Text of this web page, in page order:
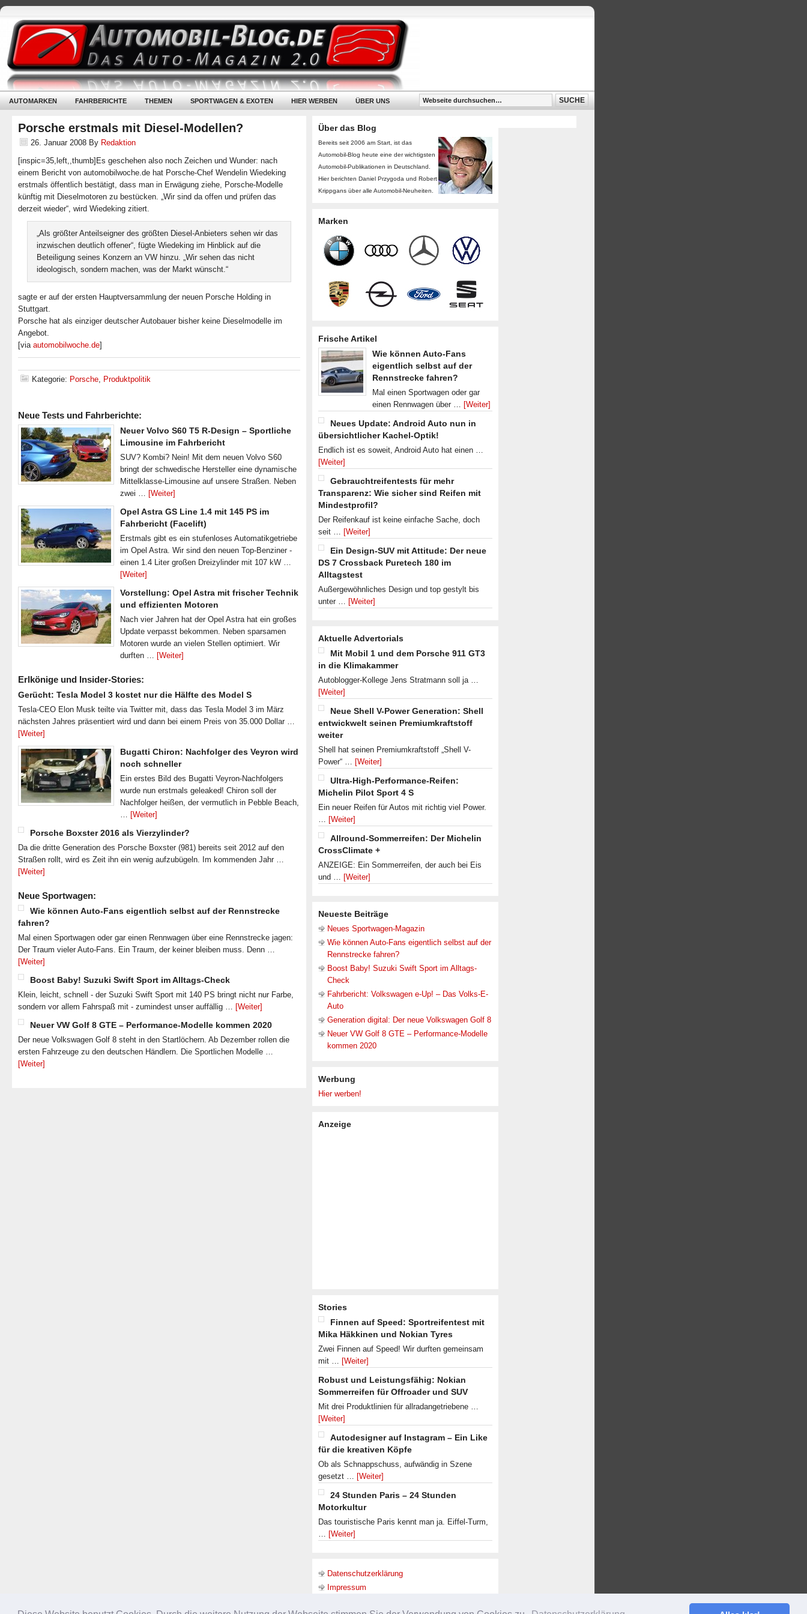
AUTOMARKEN FAHRBERICHTE THEMEN SPORTWAGEN & EXOTEN HIER WERBEN ÜBER UNS
Porsche erstmals mit Diesel-Modellen?
26. Januar 2008 By Redaktion
[inspic=35,left,,thumb]Es geschehen also noch Zeichen und Wunder: nach
einem Bericht von automobilwoche.de hat Porsche-Chef Wendelin Wiedeking
erstmals öffentlich bestätigt, dass man in Erwägung ziehe, Porsche-Modelle
künftig mit Dieselmotoren zu bestücken. „Wir sind da offen und prüfen das
derzeit wieder“, wird Wiedeking zitiert.
„Als größter Anteilseigner des größten Diesel-Anbieters sehen wir das
inzwischen deutlich offener“, fügte Wiedeking im Hinblick auf die
Beteiligung seines Konzern an VW hinzu. „Wir sehen das nicht
ideologisch, sondern machen, was der Markt wünscht.“
sagte er auf der ersten Hauptversammlung der neuen Porsche Holding in
Stuttgart.
Porsche hat als einziger deutscher Autobauer bisher keine Dieselmodelle im
Angebot.
[via automobilwoche.de]
Kategorie: Porsche, Produktpolitik
Neue Tests und Fahrberichte:
Neuer Volvo S60 T5 R-Design – Sportliche
Limousine im Fahrbericht
SUV? Kombi? Nein! Mit dem neuen Volvo S60
bringt der schwedische Hersteller eine dynamische
Mittelklasse-Limousine auf unsere Straßen. Neben
zwei … [Weiter]
Opel Astra GS Line 1.4 mit 145 PS im
Fahrbericht (Facelift)
Erstmals gibt es ein stufenloses Automatikgetriebe
im Opel Astra. Wir sind den neuen Top-Benziner -
einen 1.4 Liter großen Dreizylinder mit 107 kW …
[Weiter]
Vorstellung: Opel Astra mit frischer Technik
und effizienten Motoren
Nach vier Jahren hat der Opel Astra hat ein großes
Update verpasst bekommen. Neben sparsamen
Motoren wurde an vielen Stellen optimiert. Wir
durften … [Weiter]
Erlkönige und Insider-Stories:
Gerücht: Tesla Model 3 kostet nur die Hälfte des Model S
Tesla-CEO Elon Musk teilte via Twitter mit, dass das Tesla Model 3 im März
nächsten Jahres präsentiert wird und dann bei einem Preis von 35.000 Dollar …
[Weiter]
Bugatti Chiron: Nachfolger des Veyron wird
noch schneller
Ein erstes Bild des Bugatti Veyron-Nachfolgers
wurde nun erstmals geleaked! Chiron soll der
Nachfolger heißen, der vermutlich in Pebble Beach,
… [Weiter]
Porsche Boxster 2016 als Vierzylinder?
Da die dritte Generation des Porsche Boxster (981) bereits seit 2012 auf den
Straßen rollt, wird es Zeit ihn ein wenig aufzubügeln. Im kommenden Jahr …
[Weiter]
Neue Sportwagen:
Wie können Auto-Fans eigentlich selbst auf der Rennstrecke
fahren?
Mal einen Sportwagen oder gar einen Rennwagen über eine Rennstrecke jagen:
Der Traum vieler Auto-Fans. Ein Traum, der keiner bleiben muss. Denn …
[Weiter]
Boost Baby! Suzuki Swift Sport im Alltags-Check
Klein, leicht, schnell - der Suzuki Swift Sport mit 140 PS bringt nicht nur Farbe,
sondern vor allem Fahrspaß mit - zumindest unser auffällig … [Weiter]
Neuer VW Golf 8 GTE – Performance-Modelle kommen 2020
Der neue Volkswagen Golf 8 steht in den Startlöchern. Ab Dezember rollen die
ersten Fahrzeuge zu den deutschen Händlern. Die Sportlichen Modelle …
[Weiter]
Über das Blog
Bereits seit 2006 am Start, ist das
Automobil-Blog heute eine der wichtigsten
Automobil-Publikationen in Deutschland.
Hier berichten Daniel Przygoda und Robert
Krippgans über alle Automobil-Neuheiten.
Marken
Frische Artikel
Wie können Auto-Fans
eigentlich selbst auf der
Rennstrecke fahren?
Mal einen Sportwagen oder gar
einen Rennwagen über … [Weiter]
Neues Update: Android Auto nun in
übersichtlicher Kachel-Optik!
Endlich ist es soweit, Android Auto hat einen …
[Weiter]
Gebrauchtreifentests für mehr
Transparenz: Wie sicher sind Reifen mit
Mindestprofil?
Der Reifenkauf ist keine einfache Sache, doch
seit … [Weiter]
Ein Design-SUV mit Attitude: Der neue
DS 7 Crossback Puretech 180 im
Alltagstest
Außergewöhnliches Design und top gestylt bis
unter … [Weiter]
Aktuelle Advertorials
Mit Mobil 1 und dem Porsche 911 GT3
in die Klimakammer
Autoblogger-Kollege Jens Stratmann soll ja …
[Weiter]
Neue Shell V-Power Generation: Shell
entwickwelt seinen Premiumkraftstoff
weiter
Shell hat seinen Premiumkraftstoff „Shell V-
Power“ … [Weiter]
Ultra-High-Performance-Reifen:
Michelin Pilot Sport 4 S
Ein neuer Reifen für Autos mit richtig viel Power.
… [Weiter]
Allround-Sommerreifen: Der Michelin
CrossClimate +
ANZEIGE: Ein Sommerreifen, der auch bei Eis
und … [Weiter]
Neueste Beiträge
Neues Sportwagen-Magazin
Wie können Auto-Fans eigentlich selbst auf der
Rennstrecke fahren?
Boost Baby! Suzuki Swift Sport im Alltags-
Check
Fahrbericht: Volkswagen e-Up! – Das Volks-E-
Auto
Generation digital: Der neue Volkswagen Golf 8
Neuer VW Golf 8 GTE – Performance-Modelle
kommen 2020
Werbung
Hier werben!
Anzeige
Stories
Finnen auf Speed: Sportreifentest mit
Mika Häkkinen und Nokian Tyres
Zwei Finnen auf Speed! Wir durften gemeinsam
mit … [Weiter]
Robust und Leistungsfähig: Nokian
Sommerreifen für Offroader und SUV
Mit drei Produktlinien für allradangetriebene …
[Weiter]
Autodesigner auf Instagram – Ein Like
für die kreativen Köpfe
Ob als Schnappschuss, aufwändig in Szene
gesetzt … [Weiter]
24 Stunden Paris – 24 Stunden
Motorkultur
Das touristische Paris kennt man ja. Eiffel-Turm,
… [Weiter]
Datenschutzerklärung
Impressum